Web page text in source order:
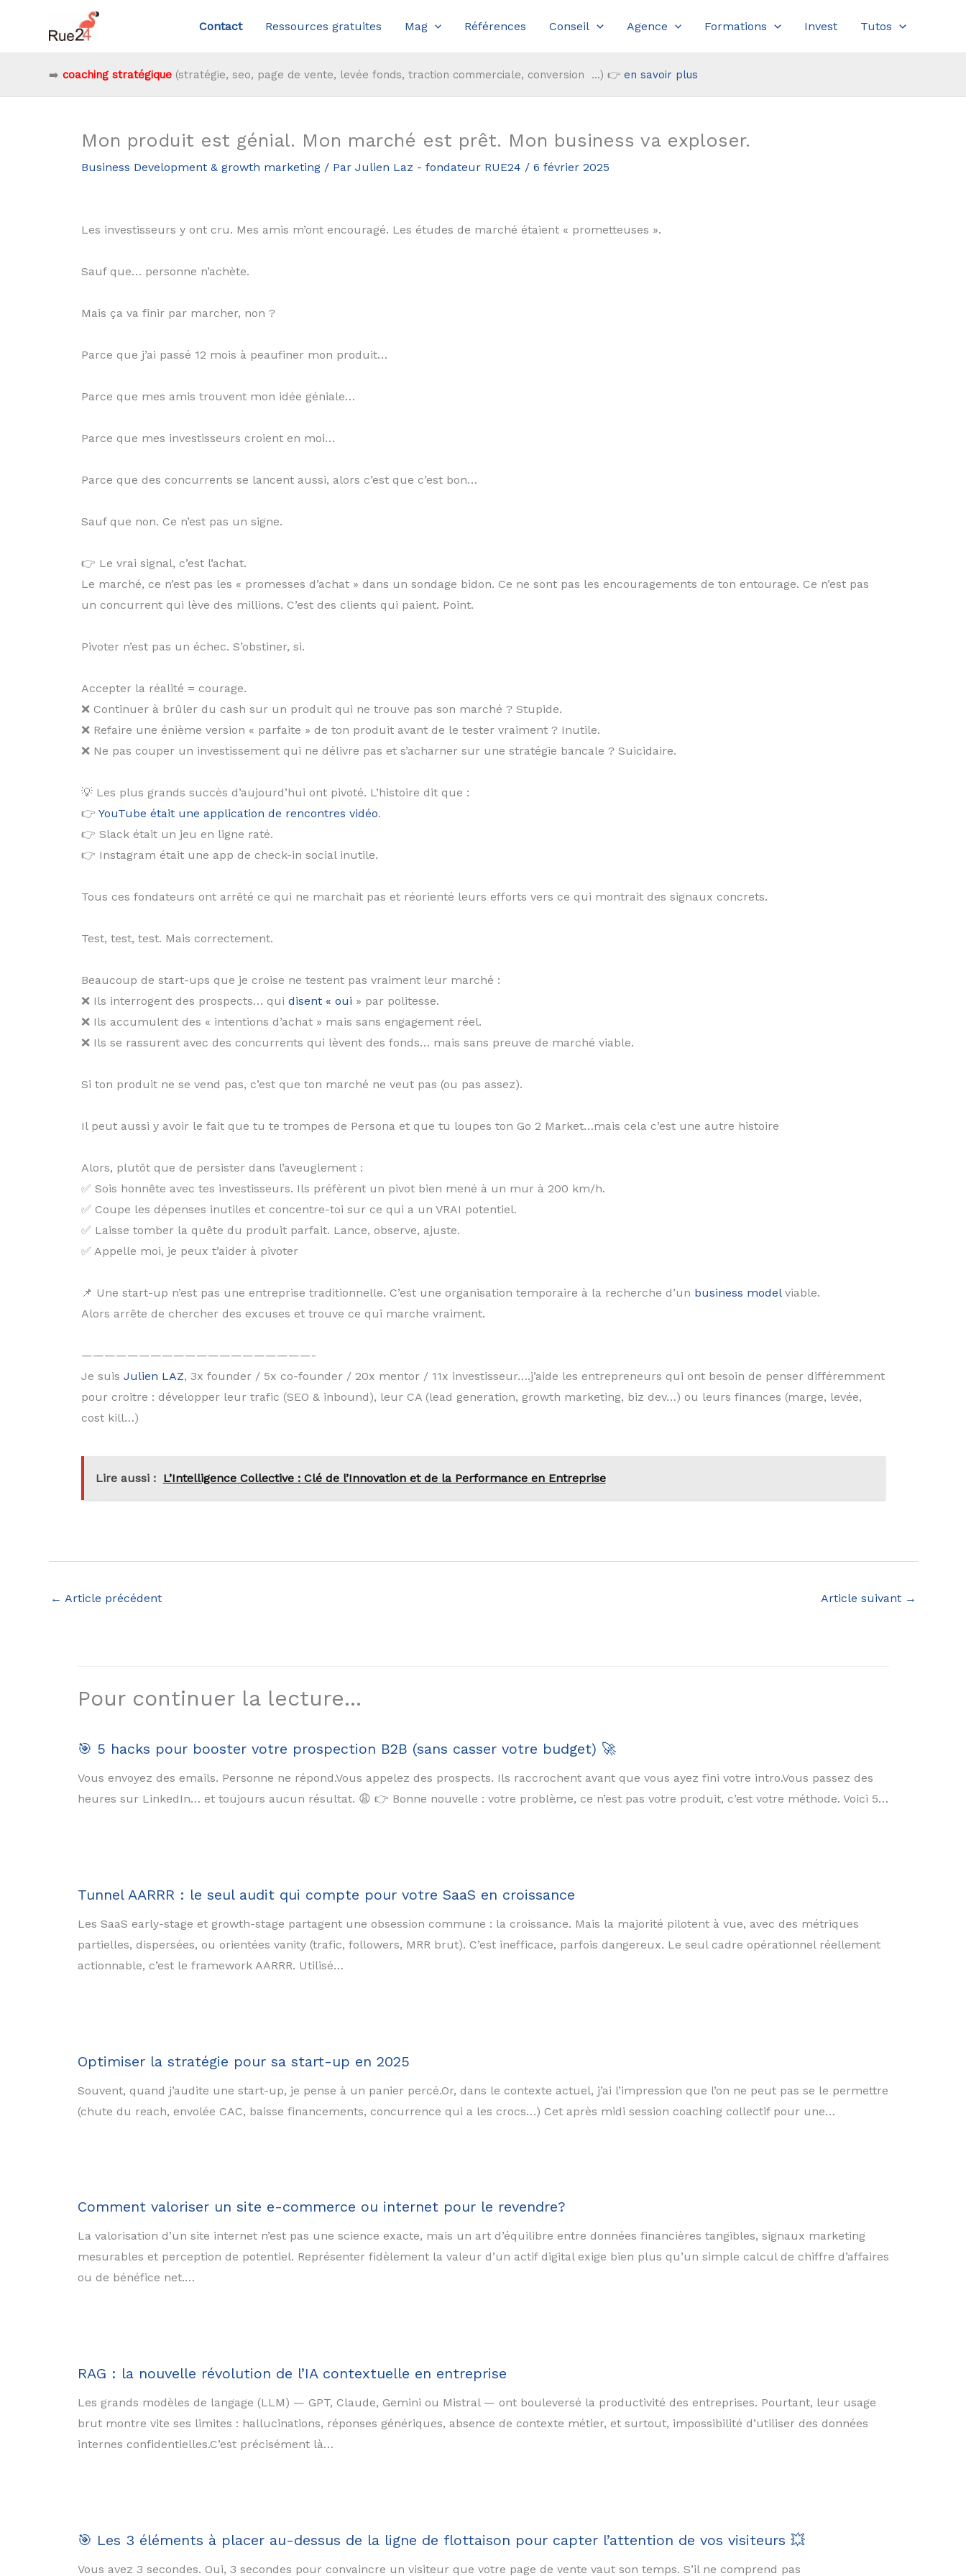
contenu
Contact Ressources gratuites Mag Références Conseil Agence Formations Invest Tutos
➡️ coaching stratégique(stratégie, seo, page de vente, levée fonds, traction commerciale, conversion ...) 👉 en savoir plus
Mon produit est génial. Mon marché est prêt. Mon business va exploser.
Business Development & growth marketing/ Par Julien Laz - fondateur RUE24 / 6 février 2025
Les investisseurs y ont cru. Mes amis m’ont encouragé. Les études de marché étaient « prometteuses ».
Sauf que… personne n’achète.
Mais ça va finir par marcher, non ?
Parce que j’ai passé 12 mois à peaufiner mon produit…
Parce que mes amis trouvent mon idée géniale…
Parce que mes investisseurs croient en moi…
Parce que des concurrents se lancent aussi, alors c’est que c’est bon…
Sauf que non. Ce n’est pas un signe.
👉 Le vrai signal, c’est l’achat.
Le marché, ce n’est pas les « promesses d’achat » dans un sondage bidon. Ce ne sont pas les encouragements de ton entourage. Ce n’est pas
un concurrent qui lève des millions. C’est des clients qui paient. Point.
Pivoter n’est pas un échec. S’obstiner, si.
Accepter la réalité = courage.
❌ Continuer à brûler du cash sur un produit qui ne trouve pas son marché ? Stupide.
❌ Refaire une énième version « parfaite » de ton produit avant de le tester vraiment ? Inutile.
❌ Ne pas couper un investissement qui ne délivre pas et s’acharner sur une stratégie bancale ? Suicidaire.
💡 Les plus grands succès d’aujourd’hui ont pivoté. L’histoire dit que :
👉 YouTube était une application de rencontres vidéo.
👉 Slack était un jeu en ligne raté.
👉 Instagram était une app de check-in social inutile.
Tous ces fondateurs ont arrêté ce qui ne marchait pas et réorienté leurs efforts vers ce qui montrait des signaux concrets.
Test, test, test. Mais correctement.
Beaucoup de start-ups que je croise ne testent pas vraiment leur marché :
❌ Ils interrogent des prospects… qui disent « oui » par politesse.
❌ Ils accumulent des « intentions d’achat » mais sans engagement réel.
❌ Ils se rassurent avec des concurrents qui lèvent des fonds… mais sans preuve de marché viable.
Si ton produit ne se vend pas, c’est que ton marché ne veut pas (ou pas assez).
Il peut aussi y avoir le fait que tu te trompes de Persona et que tu loupes ton Go 2 Market…mais cela c’est une autre histoire
Alors, plutôt que de persister dans l’aveuglement :
✅ Sois honnête avec tes investisseurs. Ils préfèrent un pivot bien mené à un mur à 200 km/h.
✅ Coupe les dépenses inutiles et concentre-toi sur ce qui a un VRAI potentiel.
✅ Laisse tomber la quête du produit parfait. Lance, observe, ajuste.
✅ Appelle moi, je peux t’aider à pivoter
📌 Une start-up n’est pas une entreprise traditionnelle. C’est une organisation temporaire à la recherche d’un business modelviable.
Alors arrête de chercher des excuses et trouve ce qui marche vraiment.
————————————————————-
Je suis Julien LAZ, 3x founder / 5x co-founder / 20x mentor / 11x investisseur….j’aide les entrepreneurs qui ont besoin de penser différemment
pour croitre : développer leur trafic (SEO & inbound), leur CA (lead generation, growth marketing, biz dev…) ou leurs finances (marge, levée,
cost kill…)
Lire aussi : L’Intelligence Collective : Clé de l’Innovation et de la Performance en Entreprise
← Article précédent Article suivant →
Pour continuer la lecture...
🎯 5 hacks pour booster votre prospection B2B (sans casser votre budget) 🚀
Vous envoyez des emails. Personne ne répond.Vous appelez des prospects. Ils raccrochent avant que vous ayez fini votre intro.Vous passez des
heures sur LinkedIn… et toujours aucun résultat. 😩 👉 Bonne nouvelle : votre problème, ce n’est pas votre produit, c’est votre méthode. Voici 5…
Tunnel AARRR : le seul audit qui compte pour votre SaaS en croissance
Les SaaS early-stage et growth-stage partagent une obsession commune : la croissance. Mais la majorité pilotent à vue, avec des métriques
partielles, dispersées, ou orientées vanity (trafic, followers, MRR brut). C’est inefficace, parfois dangereux. Le seul cadre opérationnel réellement
actionnable, c’est le framework AARRR. Utilisé…
Optimiser la stratégie pour sa start-up en 2025
Souvent, quand j’audite une start-up, je pense à un panier percé.Or, dans le contexte actuel, j’ai l’impression que l’on ne peut pas se le permettre
(chute du reach, envolée CAC, baisse financements, concurrence qui a les crocs…) Cet après midi session coaching collectif pour une…
Comment valoriser un site e-commerce ou internet pour le revendre?
La valorisation d’un site internet n’est pas une science exacte, mais un art d’équilibre entre données financières tangibles, signaux marketing
mesurables et perception de potentiel. Représenter fidèlement la valeur d’un actif digital exige bien plus qu’un simple calcul de chiffre d’affaires
ou de bénéfice net.…
RAG : la nouvelle révolution de l’IA contextuelle en entreprise
Les grands modèles de langage (LLM) — GPT, Claude, Gemini ou Mistral — ont bouleversé la productivité des entreprises. Pourtant, leur usage
brut montre vite ses limites : hallucinations, réponses génériques, absence de contexte métier, et surtout, impossibilité d’utiliser des données
internes confidentielles.C’est précisément là…
🎯 Les 3 éléments à placer au-dessus de la ligne de flottaison pour capter l’attention de vos visiteurs 💥
Vous avez 3 secondes. Oui, 3 secondes pour convaincre un visiteur que votre page de vente vaut son temps. S’il ne comprend pas